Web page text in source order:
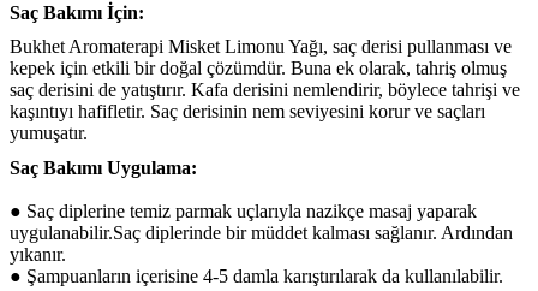
Saç Bakımı İçin:
Bukhet Aromaterapi Misket Limonu Yağı, saç derisi pullanması ve
kepek için etkili bir doğal çözümdür. Buna ek olarak, tahriş olmuş
saç derisini de yatıştırır. Kafa derisini nemlendirir, böylece tahrişi ve
kaşıntıyı hafifletir. Saç derisinin nem seviyesini korur ve saçları
yumuşatır.
Saç Bakımı Uygulama:
● Saç diplerine temiz parmak uçlarıyla nazikçe masaj yaparak
uygulanabilir.Saç diplerinde bir müddet kalması sağlanır. Ardından
yıkanır.
● Şampuanların içerisine 4-5 damla karıştırılarak da kullanılabilir.